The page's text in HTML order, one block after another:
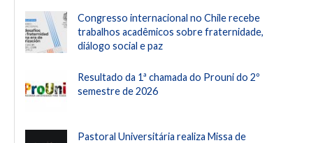
Congresso internacional no Chile recebe
trabalhos acadêmicos sobre fraternidade,
diálogo social e paz
Resultado da 1ª chamada do Prouni do 2º
semestre de 2026
Pastoral Universitária realiza Missa de